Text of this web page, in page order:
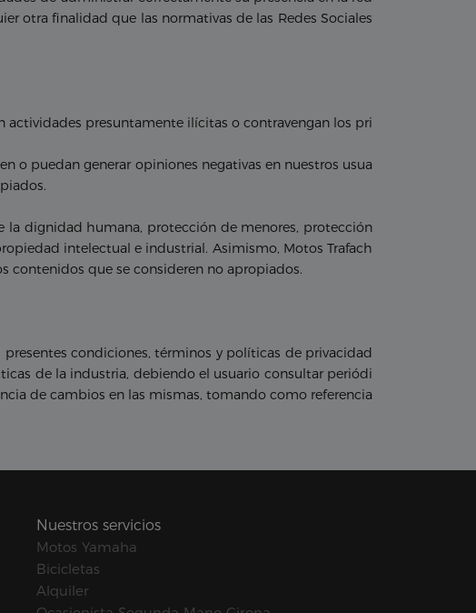
otra finalidad que las normativas de las Redes Sociales
presuntamente ilícitas o contravengan los pri
o puedan generar opiniones negativas en nuestros usua
la dignidad humana, protección de menores, protección
intelectual e industrial. Asimismo, Motos Trafach
contenidos que se consideren no apropiados.
condiciones, términos y políticas de privacidad
de la industria, debiendo el usuario consultar periódi
de cambios en las mismas, tomando como referencia
Nuestros servicios
Motos Yamaha
Bicicletas
Alquiler